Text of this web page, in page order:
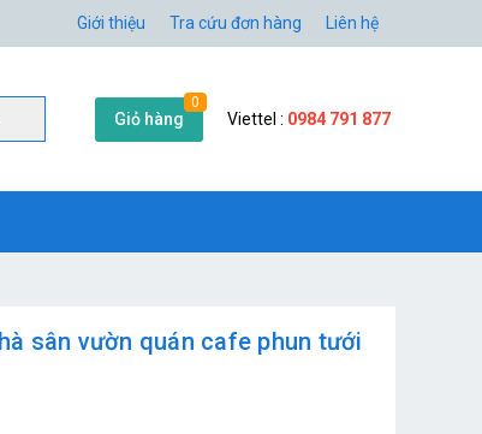
Giới thiệu Tra cứu đơn hàng Liên hệ
Giỏ hàng
0
Viettel : 0984 791 877
sân vườn quán cafe phun tưới